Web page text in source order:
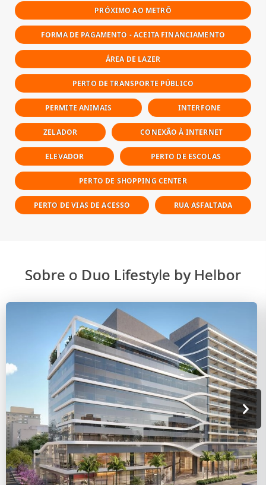
PRÓXIMO AO METRÔ
FORMA DE PAGAMENTO - ACEITA FINANCIAMENTO
ÁREA DE LAZER
PERTO DE TRANSPORTE PÚBLICO
PERMITE ANIMAIS INTERFONE
ZELADOR CONEXÃO À INTERNET
ELEVADOR PERTO DE ESCOLAS
PERTO DE SHOPPING CENTER
PERTO DE VIAS DE ACESSO RUA ASFALTADA
Sobre o Duo Lifestyle by Helbor